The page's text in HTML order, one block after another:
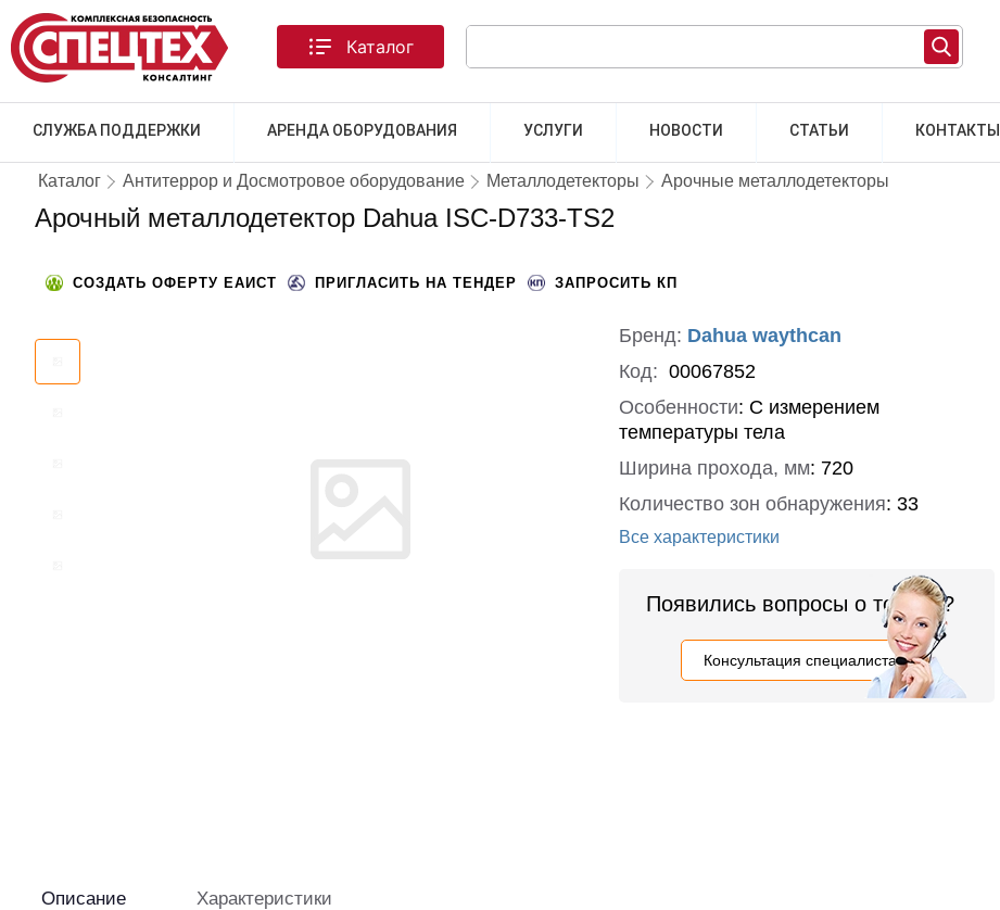
СЛУЖБА ПОДДЕРЖКИ АРЕНДА ОБОРУДОВАНИЯ УСЛУГИ НОВОСТИ СТАТЬИ КОНТАКТЫ
Каталог
Каталог Антитеррор и Досмотровое оборудование Металлодетекторы Арочные металлодетекторы
Арочный металлодетектор Dahua ISC-D733-TS2
СОЗДАТЬ ОФЕРТУ ЕАИСТ ПРИГЛАСИТЬ НА ТЕНДЕР ЗАПРОСИТЬ КП
Бренд: Dahua waythcan
Код: 00067852
Особенности: С измерением
температуры тела
Ширина прохода, мм: 720
Количество зон обнаружения: 33
Все характеристики
Появились вопросы о товаре?
Консультация специалиста
Описание Характеристики